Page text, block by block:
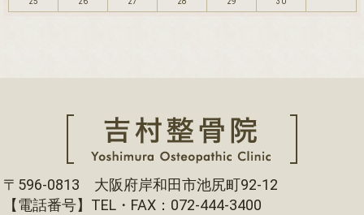
〒596-0813 大阪府岸和田市池尻町92-12
【電話番号】TEL・FAX：072-444-3400